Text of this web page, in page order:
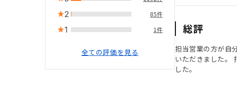
2 85件
1 1件
全ての評価を見る
総評
担当営業の方が自
いただきました。
した。